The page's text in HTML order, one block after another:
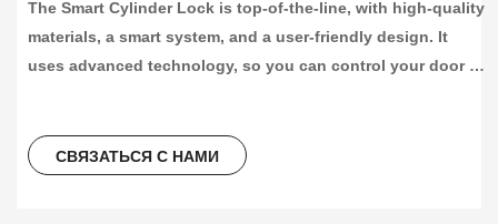
The Smart Cylinder Lock is top-of-the-line, with high-quality
materials, a smart system, and a user-friendly design. It
uses advanced technology, so you can control your door
peace of mind. It’s easy to install, and can replace existing
locks on doors that are 60-110mm thick.
СВЯЗАТЬСЯ С НАМИ